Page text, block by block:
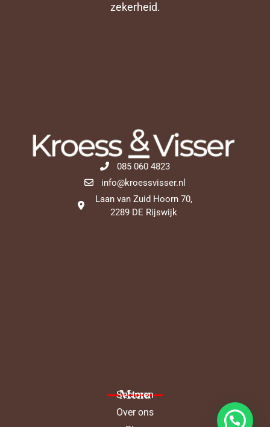
zekerheid.
085 060 4823
info@kroessvisser.nl
Laan van Zuid Hoorn 70,
2289 DE Rijswijk
Menu
Sectoren
Over ons